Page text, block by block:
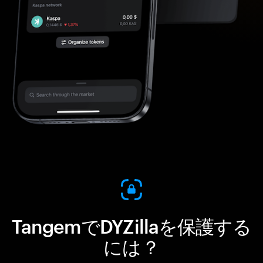
TangemでDYZillaを保護する
には？